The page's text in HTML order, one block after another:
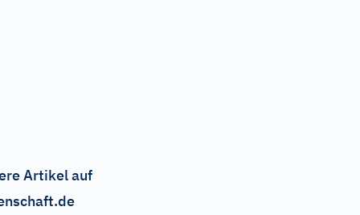
Artikel auf